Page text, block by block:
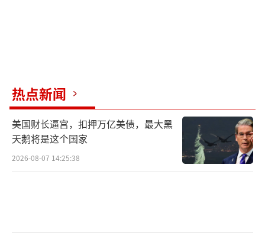
热点新闻
美国财长逼宫，扣押万亿美债，最大黑
天鹅将是这个国家
2026-08-07 14:25:38